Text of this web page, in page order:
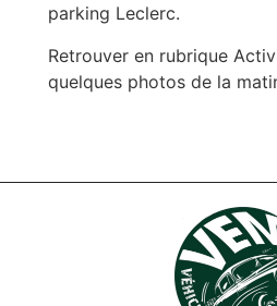
parking Leclerc.
Retrouver en rubrique
quelques photos de la